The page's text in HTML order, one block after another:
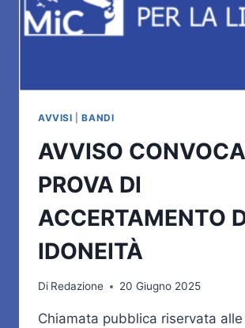
AVVISI |BANDI
AVVISO
PROVA DI
ACCERTAMENTO
IDONEITÀ
Di Redazione 20 Giugno 2025
Chiamata pubblica riservata